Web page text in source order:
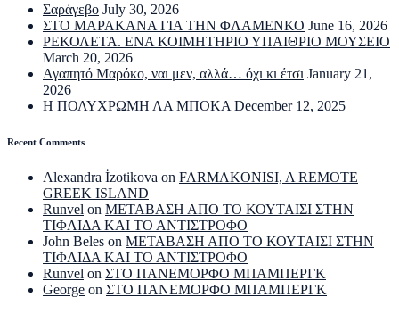
Σαράγεβο July 30, 2026
ΣΤΟ ΜΑΡΑΚΑΝΑ ΓΙΑ ΤΗΝ ΦΛΑΜΕΝΚΟ June 16, 2026
ΡΕΚΟΛΕΤΑ. ΕΝΑ ΚΟΙΜΗΤΗΡΙΟ ΥΠΑΙΘΡΙΟ ΜΟΥΣΕΙΟ
March 20, 2026
Αγαπητό Μαρόκο, ναι μεν, αλλά… όχι κι έτσι January 21,
2026
Η ΠΟΛΥΧΡΩΜΗ ΛΑ ΜΠΟΚΑ December 12, 2025
Recent Comments
Alexandra İzotikova on FARMAKONISI, A REMOTE
GREEK ISLAND
Runvel on ΜΕΤΑΒΑΣΗ ΑΠΟ ΤΟ ΚΟΥΤΑΙΣΙ ΣΤΗΝ
ΤΙΦΛΙΔΑ ΚΑΙ ΤΟ ΑΝΤΙΣΤΡΟΦΟ
John Beles on ΜΕΤΑΒΑΣΗ ΑΠΟ ΤΟ ΚΟΥΤΑΙΣΙ ΣΤΗΝ
ΤΙΦΛΙΔΑ ΚΑΙ ΤΟ ΑΝΤΙΣΤΡΟΦΟ
Runvel on ΣΤΟ ΠΑΝΕΜΟΡΦΟ ΜΠΑΜΠΕΡΓΚ
George on ΣΤΟ ΠΑΝΕΜΟΡΦΟ ΜΠΑΜΠΕΡΓΚ